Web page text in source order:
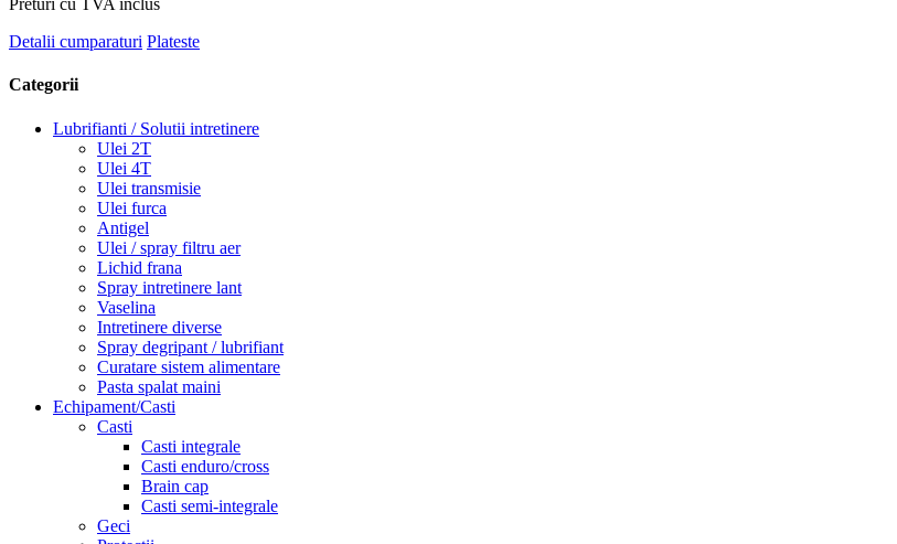
Preturi cu TVA inclus
Detalii cumparaturi Plateste
Categorii
Lubrifianti / Solutii intretinere
Ulei 2T
Ulei 4T
Ulei transmisie
Ulei furca
Antigel
Ulei / spray filtru aer
Lichid frana
Spray intretinere lant
Vaselina
Intretinere diverse
Spray degripant / lubrifiant
Curatare sistem alimentare
Pasta spalat maini
Echipament/Casti
Casti
Casti integrale
Casti enduro/cross
Brain cap
Casti semi-integrale
Geci